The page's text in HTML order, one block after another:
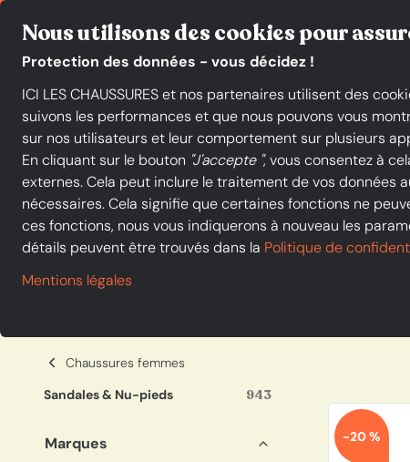
Nous utilisons des cookies pour
Protection des données - vous décidez !
ICI LES CHAUSSURES et nos partenaires utilisent des
suivons les performances et que nous pouvons vous
sur nos utilisateurs et leur comportement sur plusieurs
En cliquant sur le bouton "J'accepte ", vous consentez à
externes. Cela peut inclure le traitement de vos données
nécessaires. Cela signifie que certaines fonctions ne
ces fonctions, nous vous indiquerons à nouveau les
détails peuvent être trouvés dans la Politique de
Mentions légales
Acheter à ICI-LES-CHAUSSURES Chaussures femmes
Sandales & Nu-
Chaussures femmes
Sandales & Nu-pieds
943
Marques -20 %